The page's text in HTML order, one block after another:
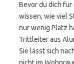
Bevor du dich
wissen, wie viel
nur wenig Platz
Trittleiter aus
Sie lässt sich